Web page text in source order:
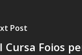
Post
Cursa Foios